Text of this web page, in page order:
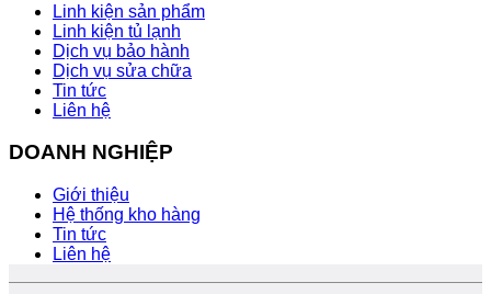
Linh kiện sản phẩm
Linh kiện tủ lạnh
Dịch vụ bảo hành
Dịch vụ sửa chữa
Tin tức
Liên hệ
DOANH NGHIỆP
Giới thiệu
Hệ thống kho hàng
Tin tức
Liên hệ